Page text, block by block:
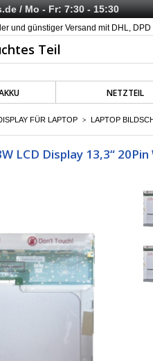
/ Mo - Fr: 7:30 - 15:30
und günstiger Versand mit DHL, DPD |
NETZTEIL
FÜR LAPTOP > LAPTOP
LCD Display 13,3“ 20Pin